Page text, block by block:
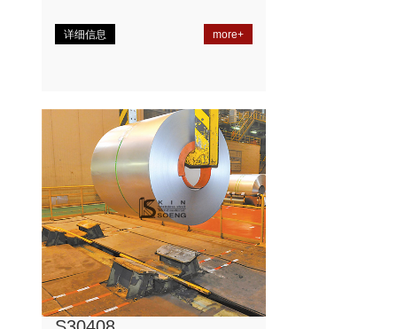
详细信息 more+